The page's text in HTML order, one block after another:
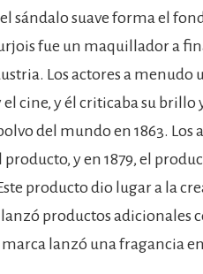
sándalo suave forma el
fue un maquillador a
Los actores a menudo
cine, y él criticaba su brillo
del mundo en 1863. Los
y en 1879, el
producto dio lugar a la
productos adicionales
marca lanzó una fragancia